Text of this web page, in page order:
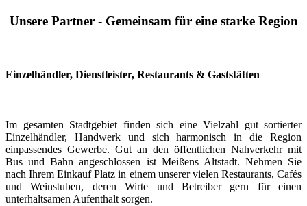
Unsere Partner - Gemeinsam für eine starke Region
Einzelhändler, Dienstleister, Restaurants & Gaststätten
Im gesamten Stadtgebiet finden sich eine Vielzahl gut sortierter
Einzelhändler, Handwerk und sich harmonisch in die Region
einpassendes Gewerbe. Gut an den öffentlichen Nahverkehr mit
Bus und Bahn angeschlossen ist Meißens Altstadt. Nehmen Sie
nach Ihrem Einkauf Platz in einem unserer vielen Restaurants, Cafés
und Weinstuben, deren Wirte und Betreiber gern für einen
unterhaltsamen Aufenthalt sorgen.